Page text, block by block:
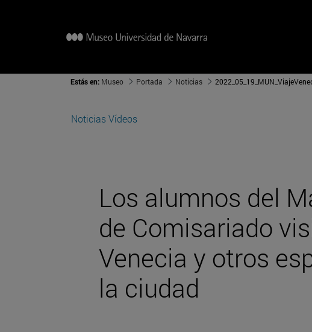
Estás en: Museo Portada Noticias
Noticias Vídeos
Los alumnos del
de Comisariado
Venecia y otros
la ciudad